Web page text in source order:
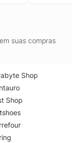
suas compras
Shop
Shop